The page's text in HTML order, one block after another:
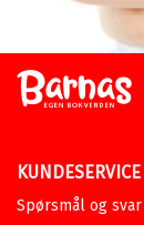
KUNDESERVICE
Spørsmål og svar